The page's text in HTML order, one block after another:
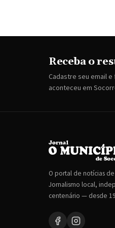
Receba o
Cadastre seu email
aconteceu em
O portal de notícias
Jornalismo local,
centenário — desde